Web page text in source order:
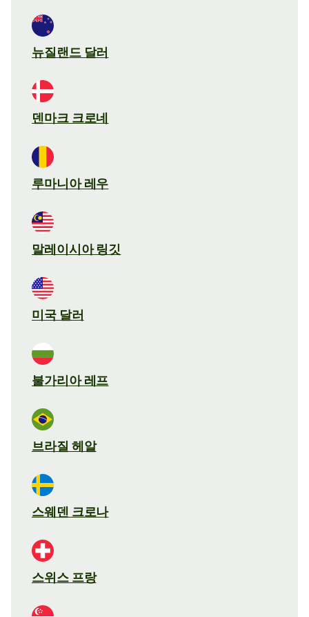
뉴질랜드 달러
덴마크 크로네
루마니아 레우
말레이시아 링깃
미국 달러
불가리아 레프
브라질 헤알
스웨덴 크로나
스위스 프랑